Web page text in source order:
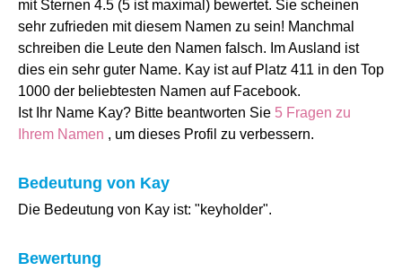
mit Sternen 4.5 (5 ist maximal) bewertet. Sie scheinen
sehr zufrieden mit diesem Namen zu sein! Manchmal
schreiben die Leute den Namen falsch. Im Ausland ist
dies ein sehr guter Name. Kay ist auf Platz 411 in den Top
1000 der beliebtesten Namen auf Facebook.
Ist Ihr Name Kay? Bitte beantworten Sie 5 Fragen zu
Ihrem Namen , um dieses Profil zu verbessern.
Bedeutung von Kay
Die Bedeutung von Kay ist: "keyholder".
Bewertung